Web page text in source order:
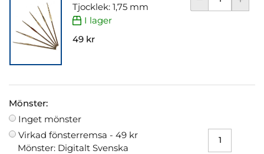
Tjocklek: 1,75 mm
I lager
49 kr
Mönster:
Inget mönster
Virkad fönsterremsa - 49 kr
Mönster: Digitalt Svenska